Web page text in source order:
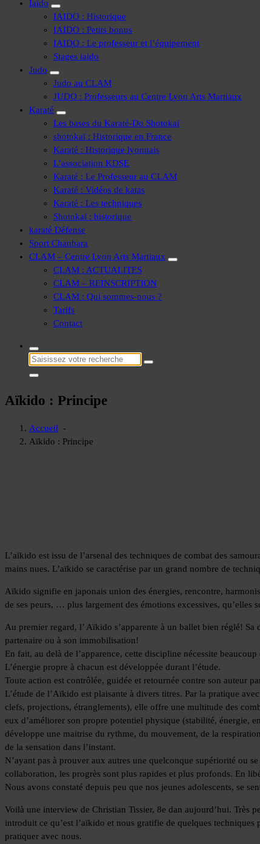
Iaïdo
IAIDO : Historique
IAIDO : Petits bonus
IAIDO : Le professeur et l’équipement
Stages iaido
Judo
Judo au CLAM
JUDO : Professeurs au Centre Lyon Arts Martiaux
Karaté
Les bases du Karaté-Do Shotokai
shotokaï : Historique en France
Karaté : Historique lyonnais
L’association KDSE
Karaté : Le Professeur au CLAM
Karaté : Vidéos de katas
Karaté : Les techniques
Shotokaï : historique
karaté Défense
Sport Chanbara
CLAM – Centre Lyon Arts Martiaux
CLAM : ACTUALITES
CLAM – REINSCRIPTION
CLAM : Qui sommes-nous ?
Tarifs
Contact
Recherche
pour :
Aïkido : Principe
Accueil -
Aïkido : Principe
L’aïkido est issu de l’arsenal des techniques de combat des
mains nues. L’aïkido se caractérise par un grand nombre de
Aïkido signifie en japonais union des énergies, rencontre,
de ses peurs, … plus largement des émotions excessives,
Au premier regard, l’ Aïkido s’apparente à un ballet bien réglé!
partenaire ou à son immobilisation!
En fait, au delà de l’apparence, cette discipline nécessite
L’énergie propre à chacun est développée durant l’étude.
Toute action est contrôlée, guidée et retournée contre son auteur
L’étude de l’Aïkido est plaisante à divers titres. Par la pratique
clefs, projections, étranglements), elle offre une multitude des
eux d’améliorer son propre potentiel physique (stabilité, énergie,
développe une maitrise du rythme, du mouvement, de la
de la sensation dans l’instant.
N’ayant pas à prouver aux autres une quelconque supériorité ou
collaboration, les progrès sont plus rapides et plus profonds. En
Nous avons constaté depuis peu que nos jeunes adolescents, se
Voilà une interview de Christian Tissier, 8e dan aujourd’hui. Très
introduit ce qu’est l’aïkido et nous gratifie de quelques
pratiquer avec nous.